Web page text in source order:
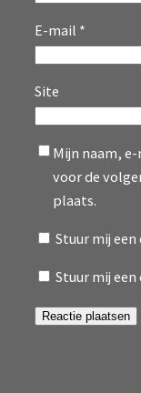
E-mail *
Site
Mijn naam,
voor de
plaats.
Stuur mij
Stuur mij